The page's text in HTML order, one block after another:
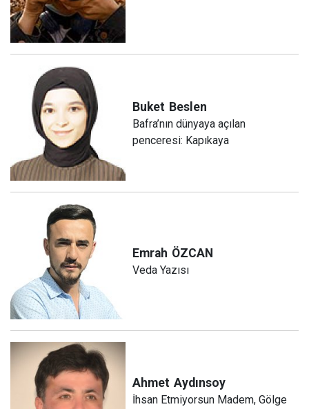
Buket Beslen
Bafra’nın dünyaya açılan
penceresi: Kapıkaya
Emrah ÖZCAN
Veda Yazısı
Ahmet Aydınsoy
İhsan Etmiyorsun Madem, Gölge